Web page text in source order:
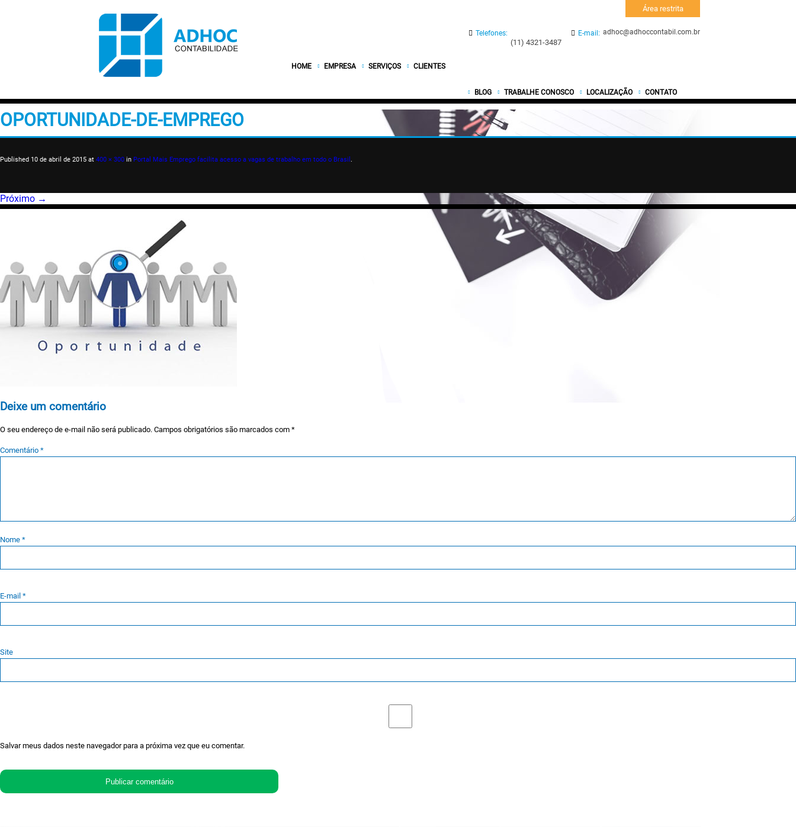
Área restrita
Telefones:
(11) 4321-3487
E-mail: adhoc@adhoccontabil.com.br
HOME EMPRESA SERVIÇOS CLIENTES
BLOG TRABALHE CONOSCO LOCALIZAÇÃO CONTATO
OPORTUNIDADE-DE-EMPREGO
Published 10 de abril de 2015 at 400 × 300 in Portal Mais Emprego facilita acesso a vagas de trabalho em todo o Brasil .
Próximo →
Deixe um comentário
O seu endereço de e-mail não será publicado. Campos obrigatórios são marcados com *
Comentário *
Nome *
E-mail *
Site
Salvar meus dados neste navegador para a próxima vez que eu comentar.